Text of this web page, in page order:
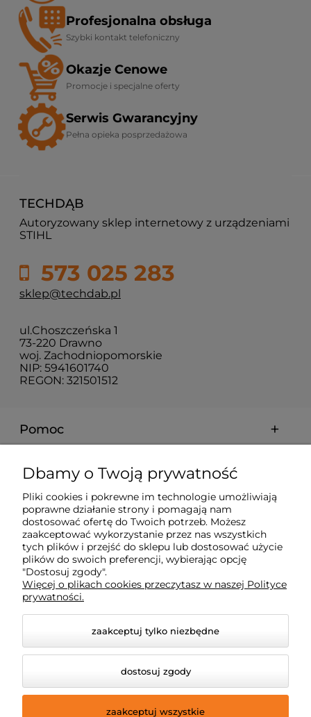
Profesjonalna obsługa
Szybki kontakt telefoniczny
Okazje Cenowe
Promocje i specjalne oferty
Serwis Gwarancyjny
Pełna opieka posprzedażowa
TECHDĄB
Autoryzowany sklep internetowy z urządzeniami
STIHL
573 025 283
sklep@techdab.pl
ul.Choszczeńska 1
73-220 Drawno
woj. Zachodniopomorskie
NIP: 5941601740
REGON: 321501512
Pomoc
Moje konto
Płatności i dostawa
Informacje
O nas
Dbamy o Twoją prywatność
Pliki cookies i pokrewne im technologie umożliwiają
poprawne działanie strony i pomagają nam
dostosować ofertę do Twoich potrzeb. Możesz
zaakceptować wykorzystanie przez nas wszystkich
tych plików i przejść do sklepu lub dostosować użycie
plików do swoich preferencji, wybierając opcję
"Dostosuj zgody".
Więcej o plikach cookies przeczytasz w naszej Polityce
prywatności.
zaakceptuj tylko niezbędne
dostosuj zgody
zaakceptuj wszystkie